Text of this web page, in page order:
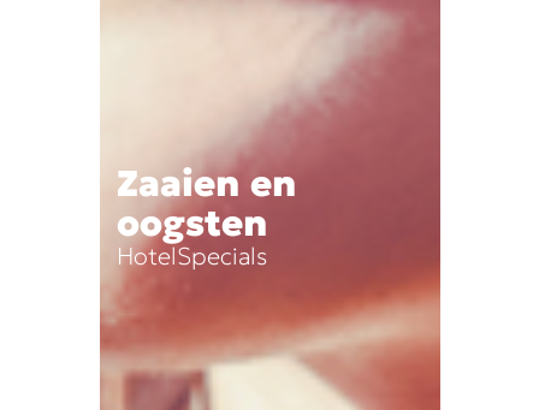
Zaaien en
oogsten
HotelSpecials